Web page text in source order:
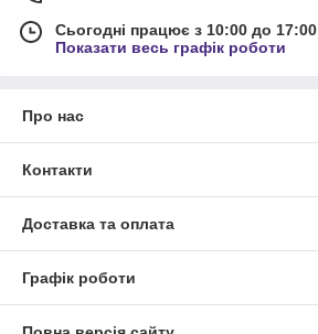
Сьогодні працює з 10:00 до 17:00
Показати весь графік роботи
Про нас
Контакти
Доставка та оплата
Графік роботи